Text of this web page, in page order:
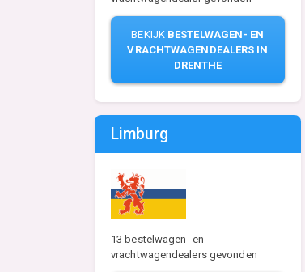
BEKIJK BESTELWAGEN- EN
VRACHTWAGENDEALERS IN
DRENTHE
Limburg
13 bestelwagen- en
vrachtwagendealers gevonden